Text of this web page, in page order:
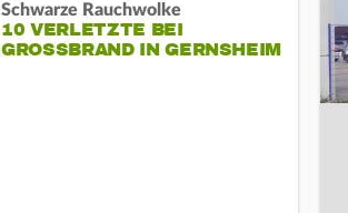
Schwarze Rauchwolke
10 VERLETZTE BEI
GROSSBRAND IN GERNSHEIM